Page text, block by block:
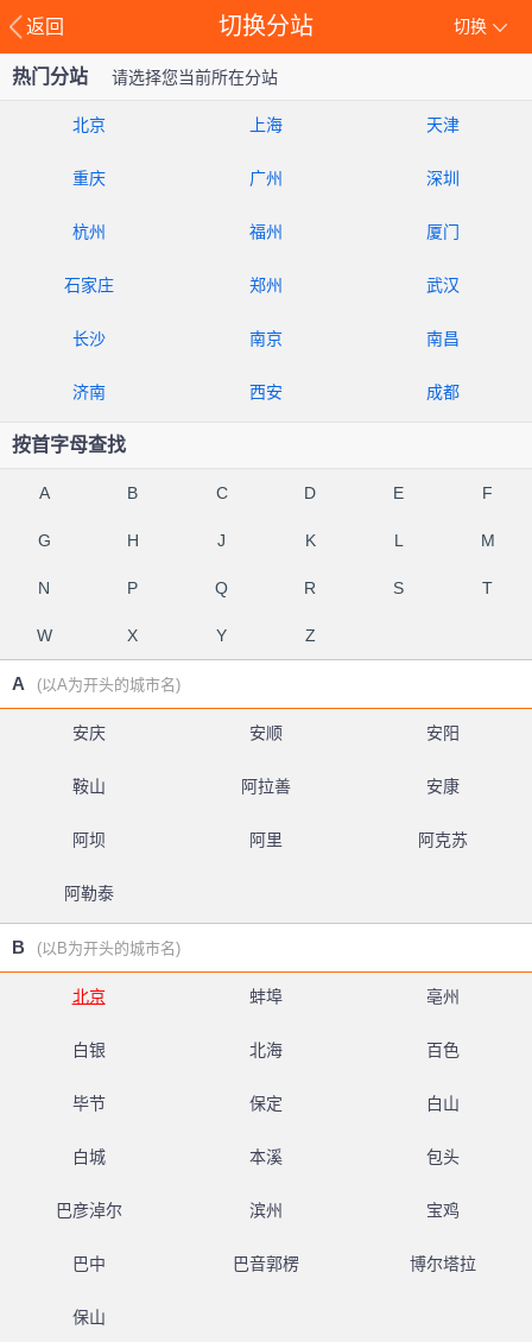
返回 切换
切换分站
热门分站 请选择您当前所在分站
北京 上海 天津
重庆 广州 深圳
杭州 福州 厦门
石家庄 郑州 武汉
长沙 南京 南昌
济南 西安 成都
按首字母查找
A B C D E F
G H J K L M
N P Q R S T
W X Y Z
A (以A为开头的城市名)
安庆 安顺 安阳
鞍山 阿拉善 安康
阿坝 阿里 阿克苏
阿勒泰
B (以B为开头的城市名)
北京 蚌埠 亳州
白银 北海 百色
毕节 保定 白山
白城 本溪 包头
巴彦淖尔 滨州 宝鸡
巴中 巴音郭楞 博尔塔拉
保山